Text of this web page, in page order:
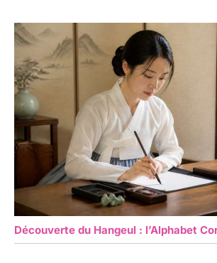
Découverte du Hangeul : l’Alphabet